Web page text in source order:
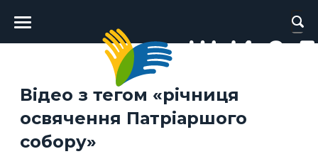
Головне
меню
Відео з тегом «річниця
освячення Патріаршого
собору»